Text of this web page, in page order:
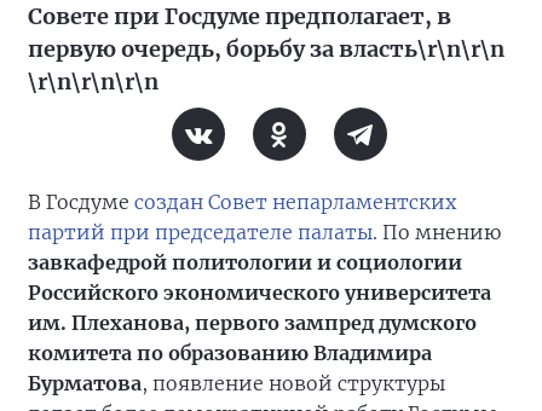
Совете при Госдуме предполагает, в
первую очередь, борьбу за власть\r\n\r\n
\r\n\r\n\r\n
В Госдуме создан Совет непарламентских
партий при председателе палаты. По мнению
завкафедрой политологии и социологии
Российского экономического университета
им. Плеханова, первого зампред думского
комитета по образованию Владимира
Бурматова, появление новой структуры